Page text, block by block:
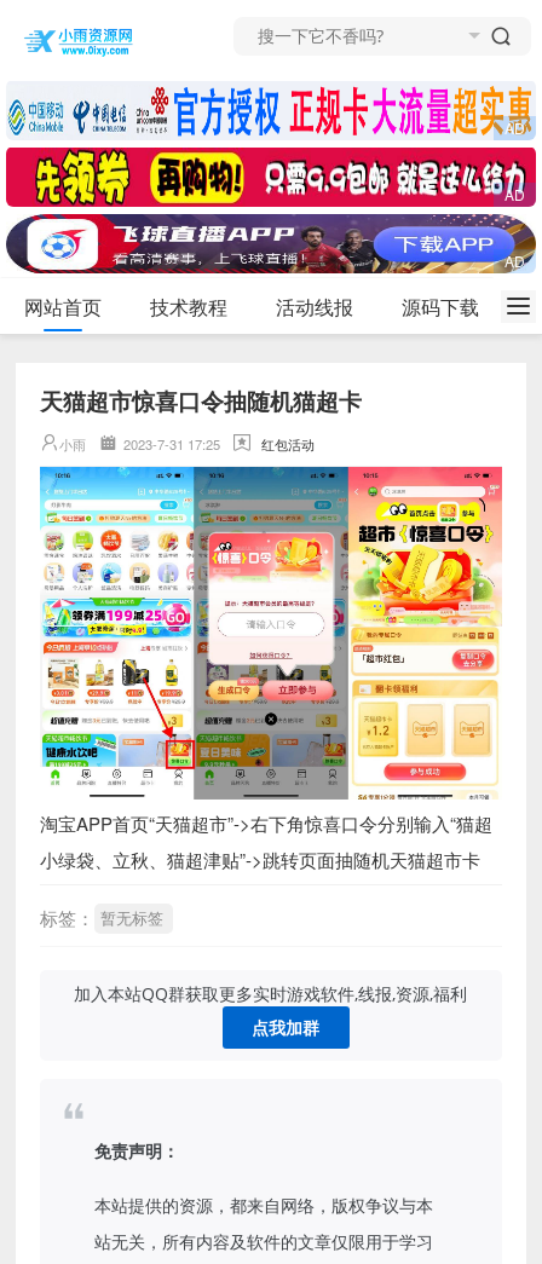
网站首页 技术教程 活动线报 源码下载
天猫超市惊喜口令抽随机猫超卡
小雨 2023-7-31 17:25 红包活动
淘宝APP首页“天猫超市”->右下角惊喜口令分别输入“猫超
小绿袋、立秋、猫超津贴”->跳转页面抽随机天猫超市卡
标签： 暂无标签
加入本站QQ群获取更多实时游戏软件,线报,资源,福利
点我加群
免责声明：
本站提供的资源，都来自网络，版权争议与本
站无关，所有内容及软件的文章仅限用于学习